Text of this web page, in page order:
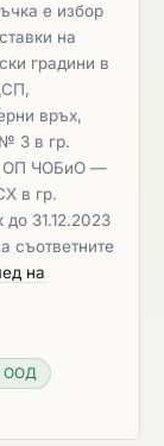
е избор
на
градини в
връх,
3 в гр.
ОП ЧОБиО —
в гр.
31.12.2023
съответните
на
ООД